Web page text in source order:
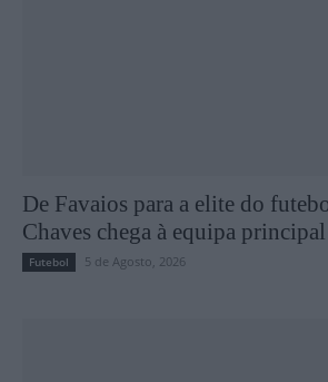
De Favaios para a elite do
Chaves chega à equipa
Futebol 5 de Agosto, 2026